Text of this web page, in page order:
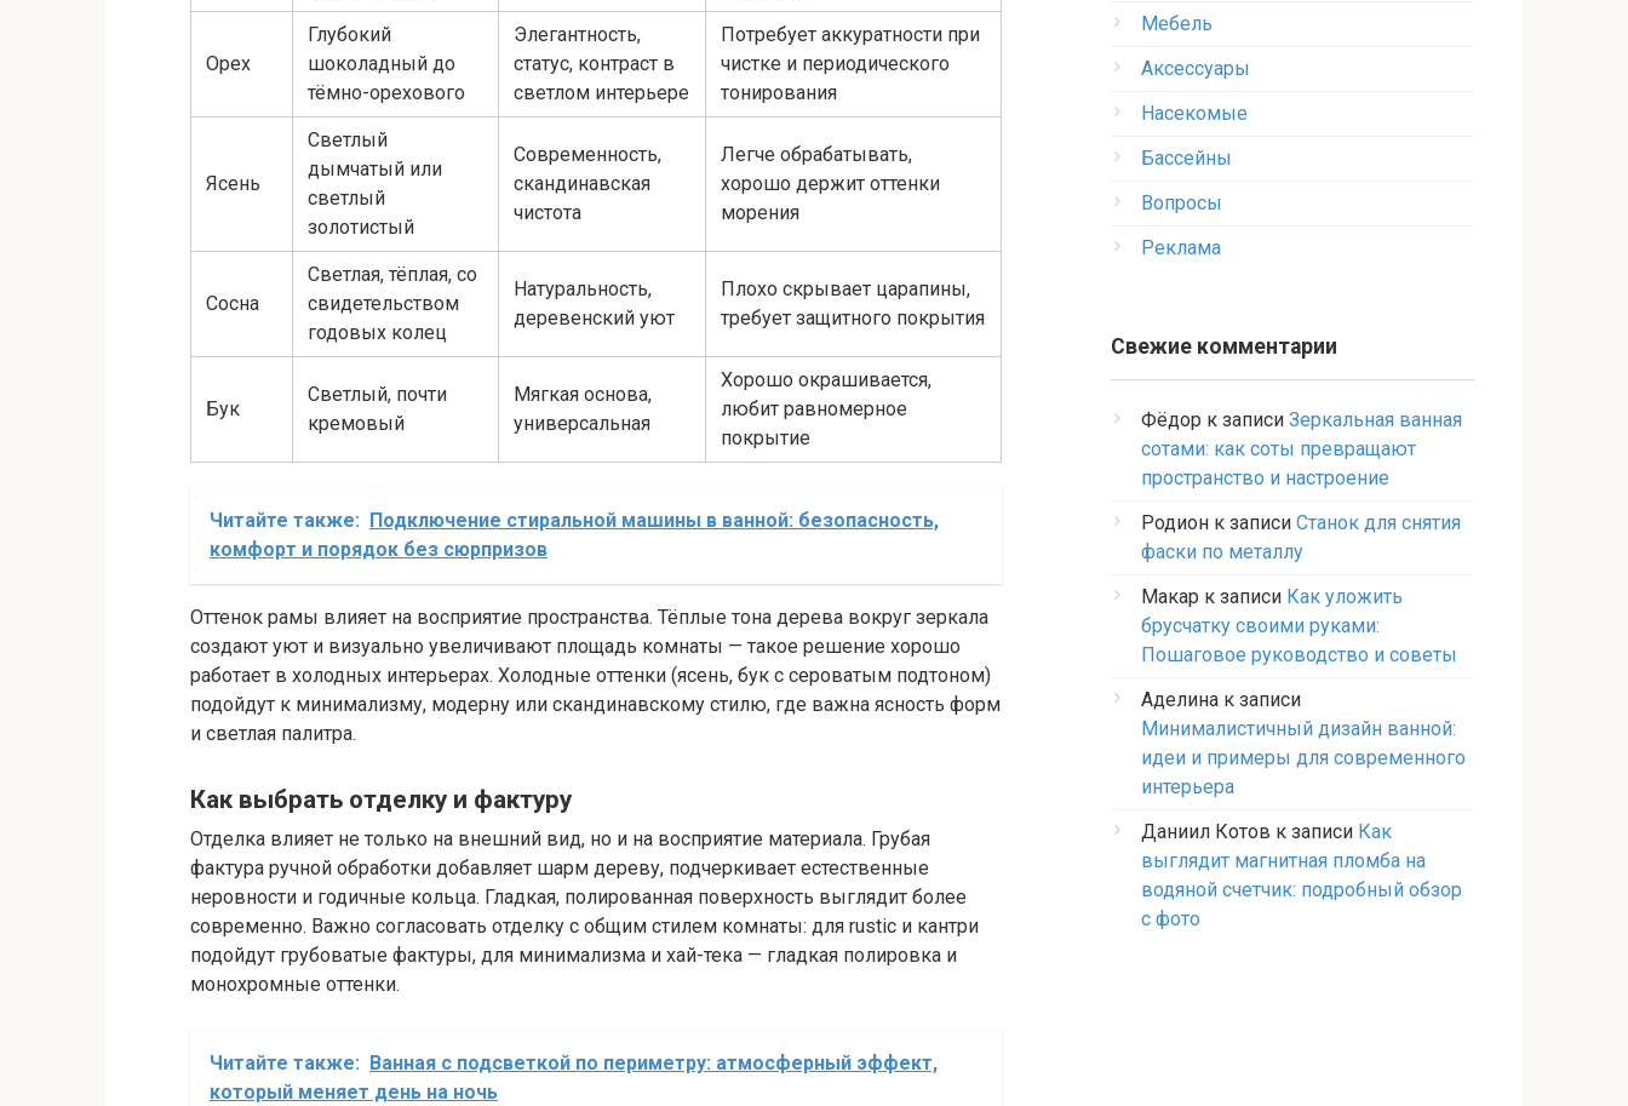
Орех
Глубокий
шоколадный до
тёмно-орехового
Элегантность,
статус, контраст в
светлом интерьере
Потребует аккуратности при
чистке и периодического
тонирования
Ясень
Светлый
дымчатый или
светлый
золотистый
Современность,
скандинавская
чистота
Легче обрабатывать,
хорошо держит оттенки
морения
Сосна
Светлая, тёплая, со
свидетельством
годовых колец
Натуральность,
деревенский уют
Плохо скрывает царапины,
требует защитного покрытия
Бук
Светлый, почти
кремовый
Мягкая основа,
универсальная
Хорошо окрашивается,
любит равномерное
покрытие
Читайте также: Подключение стиральной машины в ванной: безопасность,
комфорт и порядок без сюрпризов
Оттенок рамы влияет на восприятие пространства. Тёплые тона дерева вокруг зеркала
создают уют и визуально увеличивают площадь комнаты — такое решение хорошо
работает в холодных интерьерах. Холодные оттенки (ясень, бук с сероватым подтоном)
подойдут к минимализму, модерну или скандинавскому стилю, где важна ясность форм
и светлая палитра.
Как выбрать отделку и фактуру
Отделка влияет не только на внешний вид, но и на восприятие материала. Грубая
фактура ручной обработки добавляет шарм дереву, подчеркивает естественные
неровности и годичные кольца. Гладкая, полированная поверхность выглядит более
современно. Важно согласовать отделку с общим стилем комнаты: для rustic и кантри
подойдут грубоватые фактуры, для минимализма и хай-тека — гладкая полировка и
монохромные оттенки.
Читайте также:
Ванная с подсветкой по периметру: атмосферный эффект,
который меняет день на ночь
Мебель
Аксессуары
Насекомые
Бассейны
Вопросы
Реклама
Свежие комментарии
Фёдор к записи Зеркальная ванная
сотами: как соты превращают
пространство и настроение
Родион к записи Станок для снятия
фаски по металлу
Макар к записи Как уложить
брусчатку своими руками:
Пошаговое руководство и советы
Аделина к записи
Минималистичный дизайн ванной:
идеи и примеры для современного
интерьера
Даниил Котов к записи Как
выглядит магнитная пломба на
водяной счетчик: подробный обзор
с фото